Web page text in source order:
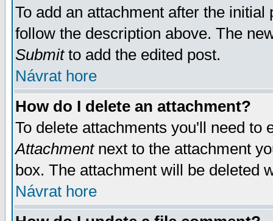
To add an attachment after the
follow the description above. The
Submitto add the edited post.
Návrat hore
How do I delete an attachment?
To delete attachments you'll need
Attachmentnext to the attachment
box. The attachment will be deleted
Návrat hore